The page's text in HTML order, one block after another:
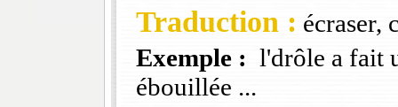
Traduction : écraser,
Exemple : l'drôle a fait
ébouillée ...